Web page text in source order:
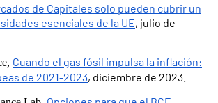
de Capitales solo pueden cubrir un
esenciales de la UE, julio de
Cuando el gas fósil impulsa la inflación:
de 2021-2023, diciembre de 2023.